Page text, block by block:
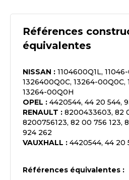
Références
équivalentes
NISSAN : 1104600Q1L,
1326400Q0C, 13264-00Q0C,
13264-00Q0H
OPEL : 4420544, 44 20 544,
RENAULT : 8200433603, 82
8200756123, 82 00 756 123,
924 262
VAUXHALL : 4420544, 44 20
Références équivalentes :